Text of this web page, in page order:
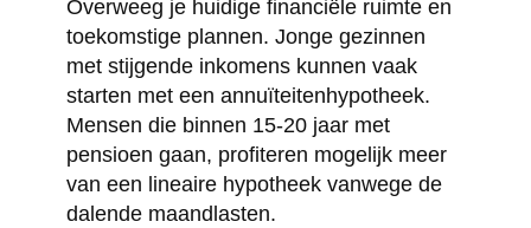
Overweeg je huidige financiële ruimte en
toekomstige plannen. Jonge gezinnen
met stijgende inkomens kunnen vaak
starten met een annuïteitenhypotheek.
Mensen die binnen 15-20 jaar met
pensioen gaan, profiteren mogelijk meer
van een lineaire hypotheek vanwege de
dalende maandlasten.